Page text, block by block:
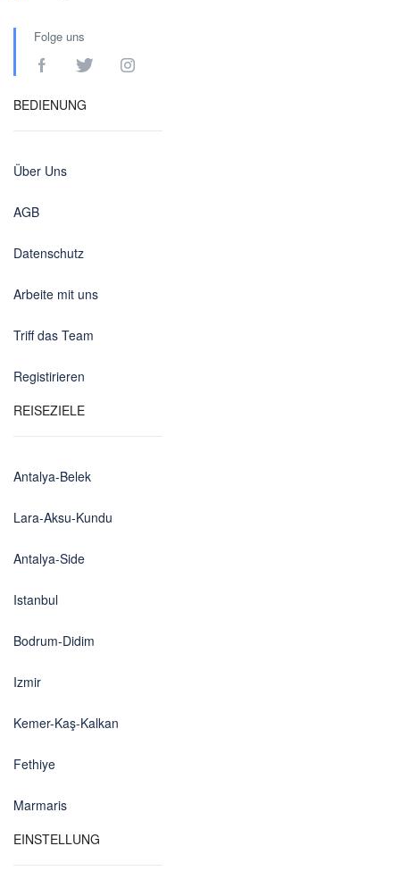
Folge uns
BEDIENUNG
Über Uns
AGB
Datenschutz
Arbeite mit uns
Triff das Team
Registirieren
REISEZIELE
Antalya-Belek
Lara-Aksu-Kundu
Antalya-Side
Istanbul
Bodrum-Didim
Izmir
Kemer-Kaş-Kalkan
Fethiye
Marmaris
EINSTELLUNG